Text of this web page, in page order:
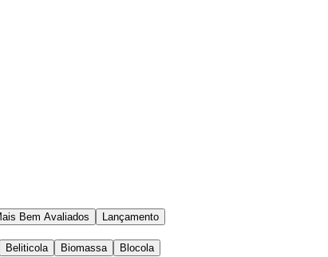
Bem Avaliados Lançamento
Beliticola Biomassa Blocola